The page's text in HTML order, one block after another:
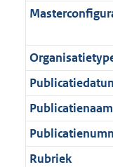
f
r
m
a
a
t
k
n
d
Publicatienaam
Rubriek